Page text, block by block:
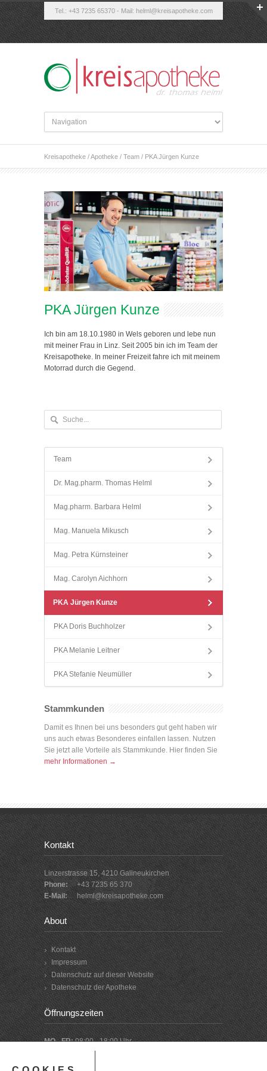
Tel.: +43 7235 65370 - Mail: helml@kreisapotheke.com
Kreisapotheke /Apotheke / Team / PKA Jürgen Kunze
PKA Jürgen Kunze
Ich bin am 18.10.1980 in Wels geboren und lebe nun
mit meiner Frau in Linz. Seit 2005 bin ich im Team der
Kreisapotheke. In meiner Freizeit fahre ich mit meinem
Motorrad durch die Gegend.
Team
Dr. Mag.pharm. Thomas Helml
Mag.pharm. Barbara Helml
Mag. Manuela Mikusch
Mag. Petra Kürnsteiner
Mag. Carolyn Aichhorn
PKA Jürgen Kunze
PKA Doris Buchholzer
PKA Melanie Leitner
PKA Stefanie Neumüller
Stammkunden
Damit es Ihnen bei uns besonders gut geht haben wir
uns auch etwas Besonderes einfallen lassen. Nutzen
Sie jetzt alle Vorteile als Stammkunde. Hier finden Sie
mehr Informationen →
Kontakt
Linzerstrasse 15, 4210 Gallneukirchen
Phone:
+43 7235 65 370
E-Mail:
helml@kreisapotheke.com
About
Kontakt
Impressum
Datenschutz auf dieser Website
Datenschutz der Apotheke
Öffnungszeiten
MO - FR:08:00 - 18:00 Uhr
08:00 - 12:00 Uhr